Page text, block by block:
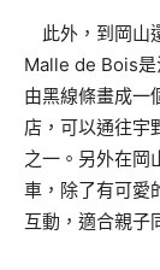
此外，到岡山
Malle de Bois是
由黑線條畫成一
店，可以通往宇
之一。另外在岡
車，除了有可愛
互動，適合親子